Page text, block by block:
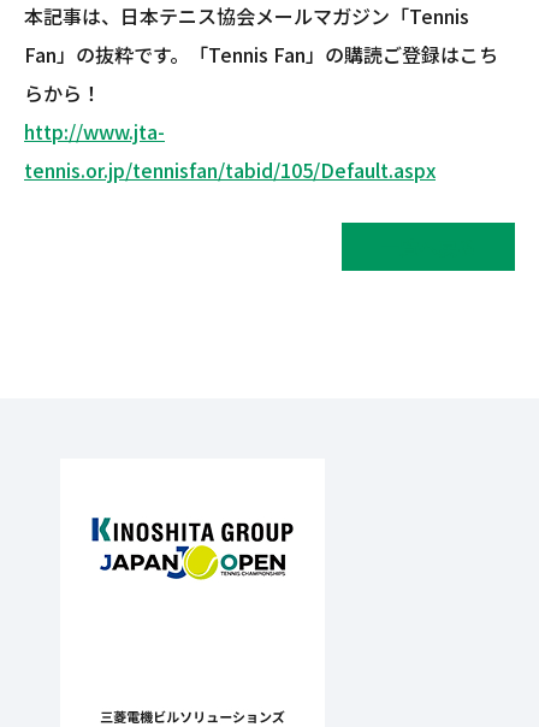
本記事は、日本テニス協会メールマガジン「Tennis
Fan」の抜粋です。「Tennis Fan」の購読ご登録はこち
らから！
http://www.jta-
tennis.or.jp/tennisfan/tabid/105/Default.aspx